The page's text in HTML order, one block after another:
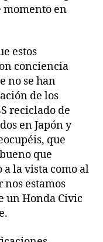
momento en
estos
conciencia
no se han
de los
reciclado de
en Japón y
que
que
la vista como al
nos estamos
un Honda Civic